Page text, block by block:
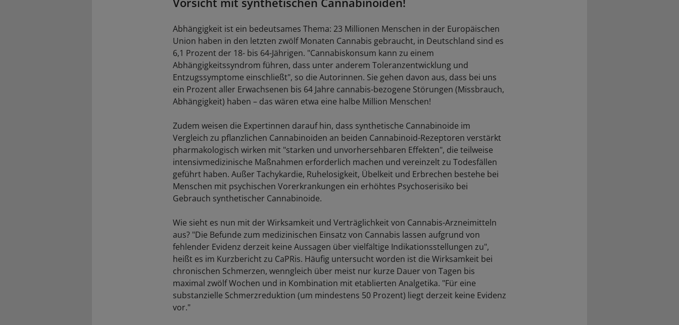
Abhängigkeit ist ein bedeutsames Thema: 23 Millionen Menschen in der Europäischen
Union haben in den letzten zwölf Monaten Cannabis gebraucht, in Deutschland sind es
6,1 Prozent der 18- bis 64-Jährigen. "Cannabiskonsum kann zu einem
Abhängigkeitssyndrom führen, dass unter anderem Toleranzentwicklung und
Entzugssymptome einschließt", so die Autorinnen. Sie gehen davon aus, dass bei uns
ein Prozent aller Erwachsenen bis 64 Jahre cannabis-bezogene Störungen (Missbrauch,
Abhängigkeit) haben – das wären etwa eine halbe Million Menschen!
Zudem weisen die Expertinnen darauf hin, dass synthetische Cannabinoide im
Vergleich zu pflanzlichen Cannabinoiden an beiden Cannabinoid-Rezeptoren verstärkt
pharmakologisch wirken mit "starken und unvorhersehbaren Effekten", die teilweise
intensivmedizinische Maßnahmen erforderlich machen und vereinzelt zu Todesfällen
geführt haben. Außer Tachykardie, Ruhelosigkeit, Übelkeit und Erbrechen bestehe bei
Menschen mit psychischen Vorerkrankungen ein erhöhtes Psychoserisiko bei
Gebrauch synthetischer Cannabinoide.
Wie sieht es nun mit der Wirksamkeit und Verträglichkeit von Cannabis-Arzneimitteln
aus? "Die Befunde zum medizinischen Einsatz von Cannabis lassen aufgrund von
fehlender Evidenz derzeit keine Aussagen über vielfältige Indikationsstellungen zu",
heißt es im Kurzbericht zu CaPRis. Häufig untersucht worden ist die Wirksamkeit bei
chronischen Schmerzen, wenngleich über meist nur kurze Dauer von Tagen bis
maximal zwölf Wochen und in Kombination mit etablierten Analgetika. "Für eine
substanzielle Schmerzreduktion (um mindestens 50 Prozent) liegt derzeit keine Evidenz
vor."